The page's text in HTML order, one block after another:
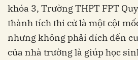
khóa 3, Trường THPT FPT
thành tích thi cử là một cột
nhưng không phải đích đến
của nhà trường là giúp học